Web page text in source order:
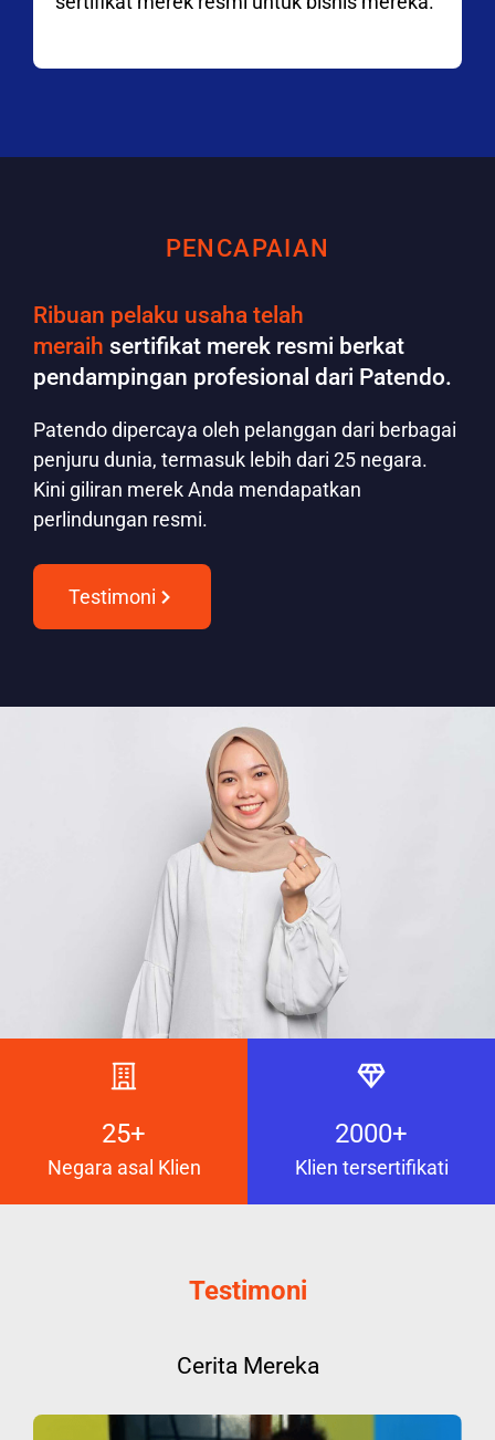
PENCAPAIAN
Ribuan pelaku usaha telah
meraih sertifikat merek resmi berkat
pendampingan profesional dari Patendo.
Patendo dipercaya oleh pelanggan dari berbagai
penjuru dunia, termasuk lebih dari 25 negara.
Kini giliran merek Anda mendapatkan
perlindungan resmi.
Testimoni
25+
Negara asal Klien
2000+
Klien tersertifikati
Testimoni
Cerita Mereka